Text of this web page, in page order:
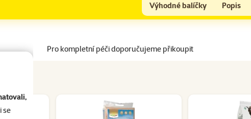
se
Výhodné balíčky Popis
Pro kompletní péči doporučujeme přikoupit